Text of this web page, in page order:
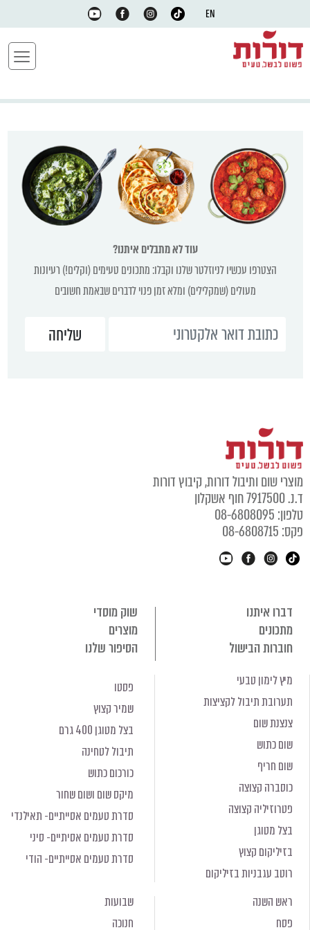
EN
עוד לא מתבלים איתנו?
הצטרפו עכשיו לניוזלטר שלנו וקבלו: מתכונים טעימים (וקלים!) רעיונות
מעולים (שמקלילים) ומלא זמן פנוי לדברים שבאמת חשובים
מוצרי שום ותיבול דורות, קיבוץ דורות
ד.נ. 7917500 חוף אשקלון
טלפון: 08-6808095
פקס: 08-6808715
דברו איתנו
שוק מוסדי
מתכונים
מוצרים
חוברות הבישול
הסיפור שלנו
מיץ לימון טבעי
תערובת תיבול לקציצות
צנצנת שום
שום כתוש
שום חריף
כוסברה קצוצה
פטרוזיליה קצוצה
בצל מטוגן
בזיליקום קצוץ
רוטב עגבניות בזיליקום
פסטו
שמיר קצוץ
בצל מטוגן 400 גרם
תיבול לטחינה
כורכום כתוש
מיקס שום ושום שחור
סדרת טעמים אסייתיים- תאילנדי
סדרת טעמים אסיתיים- סיני
סדרת טעמים אסייתיים- הודי
ראש השנה
פסח
שבועות
חנוכה